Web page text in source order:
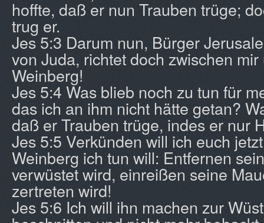
hoffte, daß er nun Trauben trüge;
trug er.
Jes 5:3 Darum nun, Bürger
von Juda, richtet doch zwischen
Weinberg!
Jes 5:4 Was blieb noch zu tun für
das ich an ihm nicht hätte getan?
daß er Trauben trüge, indes er nur
Jes 5:5 Verkünden will ich euch
Weinberg ich tun will: Entfernen
verwüstet wird, einreißen seine
zertreten wird!
Jes 5:6 Ich will ihn machen zur